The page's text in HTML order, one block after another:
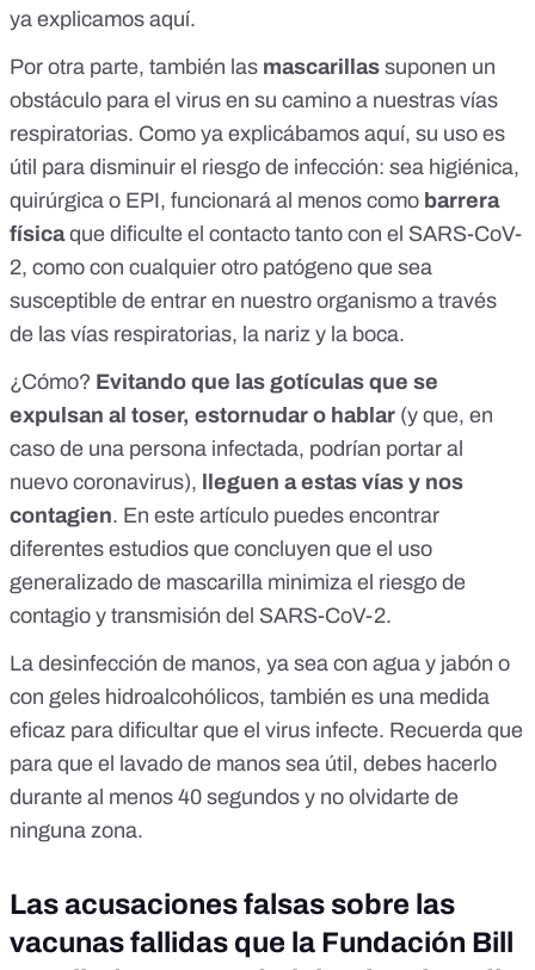
ya explicamos aquí.
Por otra parte, también las mascarillas suponen un
obstáculo para el virus en su camino a nuestras vías
respiratorias. Como ya explicábamos aquí, su uso es
útil para disminuir el riesgo de infección: sea higiénica,
quirúrgica o EPI, funcionará al menos como barrera
físicaque dificulte el contacto tanto con el SARS-CoV-
2, como con cualquier otro patógeno que sea
susceptible de entrar en nuestro organismo a través
de las vías respiratorias, la nariz y la boca.
¿Cómo? Evitando que las gotículas que se
expulsan al toser, estornudar o hablar (y que, en
caso de una persona infectada, podrían portar al
nuevo coronavirus), lleguen a estas vías y nos
contagien. En este artículo puedes encontrar
diferentes estudios que concluyen que el uso
generalizado de mascarilla minimiza el riesgo de
contagio y transmisión del SARS-CoV-2.
La desinfección de manos, ya sea con agua y jabón o
con geles hidroalcohólicos, también es una medida
eficaz para dificultar que el virus infecte. Recuerda que
para que el lavado de manos sea útil , debes hacerlo
durante al menos 40 segundos y no olvidarte de
ninguna zona.
Las acusaciones falsas sobre las
vacunas fallidas que la Fundación Bill